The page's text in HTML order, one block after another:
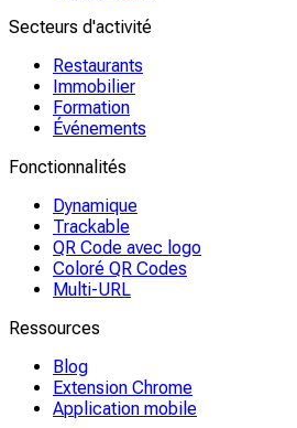
Secteurs d'activité
Restaurants
Immobilier
Formation
Événements
Fonctionnalités
Dynamique
Trackable
QR Code avec logo
Coloré QR Codes
Multi-URL
Ressources
Blog
Extension Chrome
Application mobile